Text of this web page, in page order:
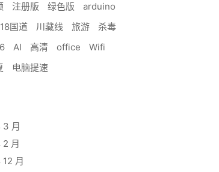
注册版 绿色版
arduino
国道 川藏线 旅游
杀毒
AI 高清 office
Wifi
电脑提速
3 月
2 月
月